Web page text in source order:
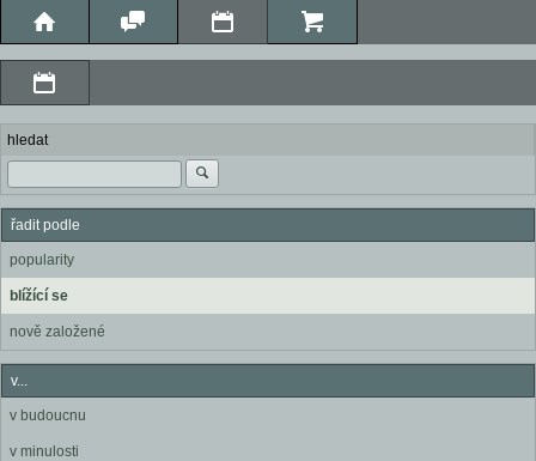
hledat
řadit podle
popularity
blížící se
nově založené
v...
v budoucnu
v minulosti